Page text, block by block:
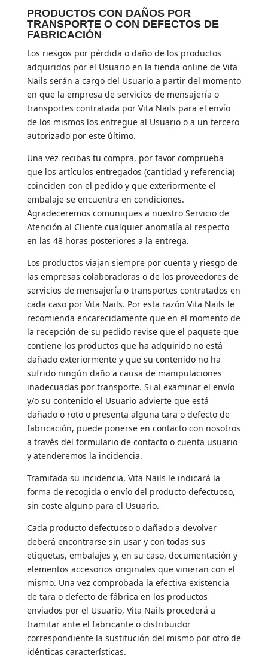
PRODUCTOS CON DAÑOS POR
TRANSPORTE O CON DEFECTOS DE
FABRICACIÓN
Los riesgos por pérdida o daño de los productos
adquiridos por el Usuario en la tienda online de Vita
Nails serán a cargo del Usuario a partir del momento
en que la empresa de servicios de mensajería o
transportes contratada por Vita Nails para el envío
de los mismos los entregue al Usuario o a un tercero
autorizado por este último.
Una vez recibas tu compra, por favor comprueba
que los artículos entregados (cantidad y referencia)
coinciden con el pedido y que exteriormente el
embalaje se encuentra en condiciones.
Agradeceremos comuniques a nuestro Servicio de
Atención al Cliente cualquier anomalía al respecto
en las 48 horas posteriores a la entrega.
Los productos viajan siempre por cuenta y riesgo de
las empresas colaboradoras o de los proveedores de
servicios de mensajería o transportes contratados en
cada caso por Vita Nails. Por esta razón Vita Nails le
recomienda encarecidamente que en el momento de
la recepción de su pedido revise que el paquete que
contiene los productos que ha adquirido no está
dañado exteriormente y que su contenido no ha
sufrido ningún daño a causa de manipulaciones
inadecuadas por transporte. Si al examinar el envío
y/o su contenido el Usuario advierte que está
dañado o roto o presenta alguna tara o defecto de
fabricación, puede ponerse en contacto con nosotros
a través del formulario de contacto o cuenta usuario
y atenderemos la incidencia.
Tramitada su incidencia, Vita Nails le indicará la
forma de recogida o envío del producto defectuoso,
sin coste alguno para el Usuario.
Cada producto defectuoso o dañado a devolver
deberá encontrarse sin usar y con todas sus
etiquetas, embalajes y, en su caso, documentación y
elementos accesorios originales que vinieran con el
mismo. Una vez comprobada la efectiva existencia
de tara o defecto de fábrica en los productos
enviados por el Usuario, Vita Nails procederá a
tramitar ante el fabricante o distribuidor
correspondiente la sustitución del mismo por otro de
idénticas características.